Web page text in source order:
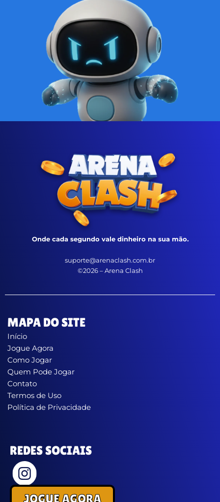
Onde cada segundo vale dinheiro na sua mão.
suporte@arenaclash.com.br
©2026 – Arena Clash
MAPA DO SITE
Início
Jogue Agora
Como Jogar
Quem Pode Jogar
Contato
Termos de Uso
Política de Privacidade
REDES SOCIAIS
JOGUE AGORA